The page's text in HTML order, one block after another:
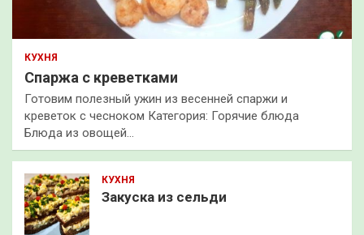
КУХНЯ
Спаржа с креветками
Готовим полезный ужин из весенней спаржи и
креветок с чесноком Категория: Горячие блюда
Блюда из овощей…
КУХНЯ
Закуска из сельди